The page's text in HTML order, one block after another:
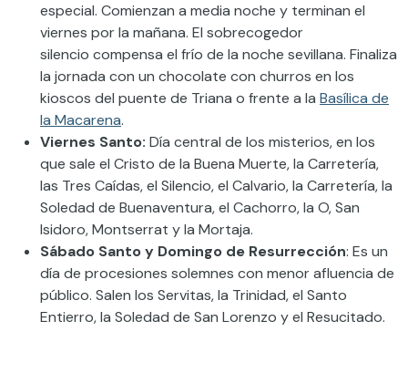
especial. Comienzan a media noche y terminan el
viernes por la mañana. El sobrecogedor
silencio compensa el frío de la noche sevillana. Finaliza
la jornada con un chocolate con churros en los
kioscos del puente de Triana o frente a la Basílica de
la Macarena.
Viernes Santo: Día central de los misterios,en los
que sale el Cristo de la Buena Muerte, la Carretería,
las Tres Caídas, el Silencio, el Calvario, la Carretería, la
Soledad de Buenaventura, el Cachorro, la O, San
Isidoro, Montserrat y la Mortaja.
Sábado Santo y Domingo de Resurrección: Es un
día de procesiones solemnes con menor afluencia de
público. Salen los Servitas, la Trinidad, el Santo
Entierro,la Soledad de San Lorenzo y el Resucitado.